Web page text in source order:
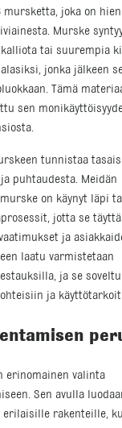
mursketta, joka on
Murske
tai suurempia
jonka jälkeen
Tämä
sen
tunnistaa
puhtaudesta. Meidän
on käynyt läpi
jotta se
ja
laatu varmistetaan
ja se
ja
erinomainen valinta
Sen avulla
erilaisille rakenteille,